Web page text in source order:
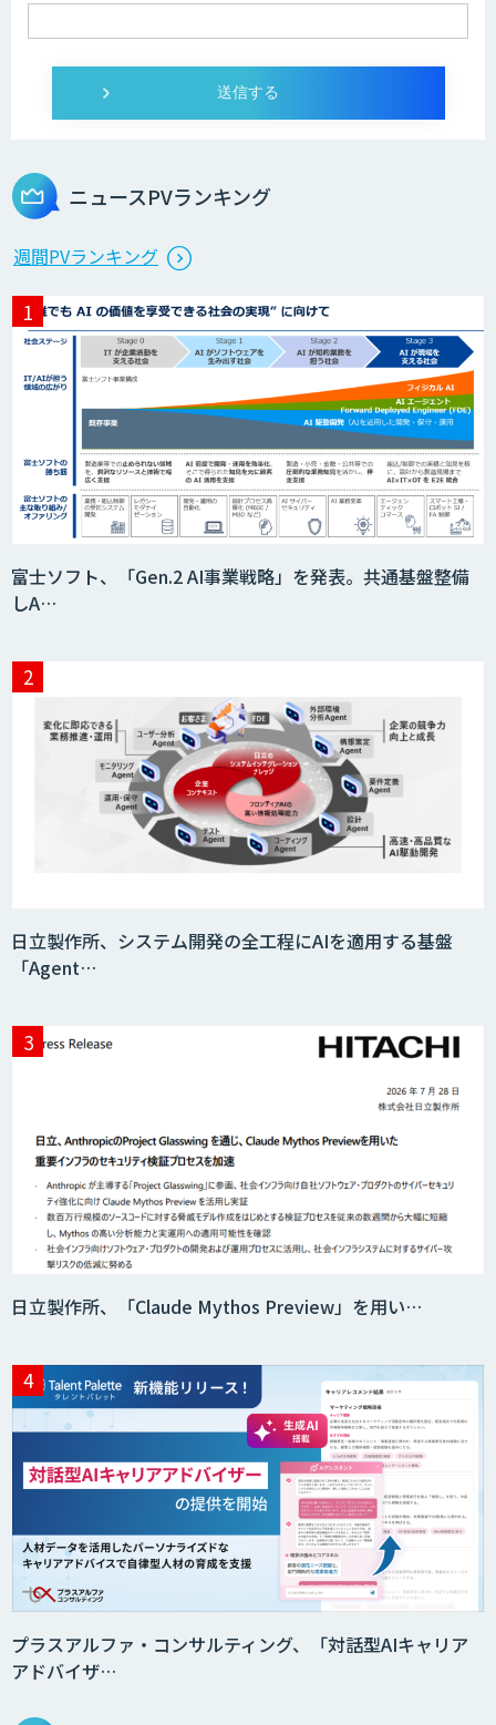
AIモデル開発
MAISTER™
収益最大化モデル
PriceRobo
ビス
アドバンスドアナリティクス
ニュースPVランキング
週間PVランキング
富士ソフト、「Gen.2 AI事業戦略」を発表。共通基盤整備
しA…
日立製作所、システム開発の全工程にAIを適用する基盤
「Agent…
日立製作所、「Claude Mythos Preview」を用い…
プラスアルファ・コンサルティング、「対話型AIキャリア
アドバイザ…